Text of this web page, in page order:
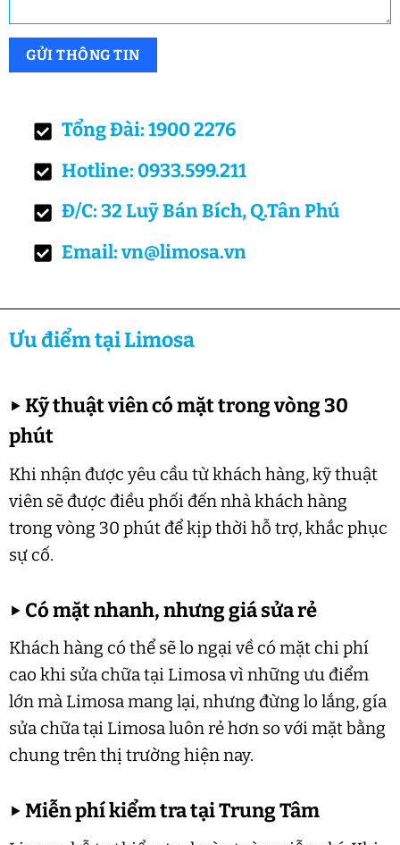
Tổng Đài: 1900 2276
Hotline: 0933.599.211
Đ/C: 32 Luỹ Bán Bích, Q.Tân Phú
Email: vn@limosa.vn
Ưu điểm tại Limosa
▶Kỹ thuật viên có mặt trong vòng 30
phút
Khi nhận được yêu cầu từ khách hàng, kỹ thuật
viên sẽ được điều phối đến nhà khách hàng
trong vòng 30 phút để kịp thời hỗ trợ, khắc phục
sự cố.
▶ Có mặt nhanh, nhưng giá sửa rẻ
Khách hàng có thể sẽ lo ngại về có mặt chi phí
cao khi sửa chữa tại Limosa vì những ưu điểm
lớn mà Limosa mang lại, nhưng đừng lo lắng, gía
sửa chữa tại Limosa luôn rẻ hơn so với mặt bằng
chung trên thị trường hiện nay.
▶Miễn phí kiểm tra tại Trung Tâm